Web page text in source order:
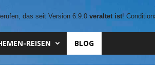
das seit Version 6.9.0 veraltet ist!
REISEN BLOG